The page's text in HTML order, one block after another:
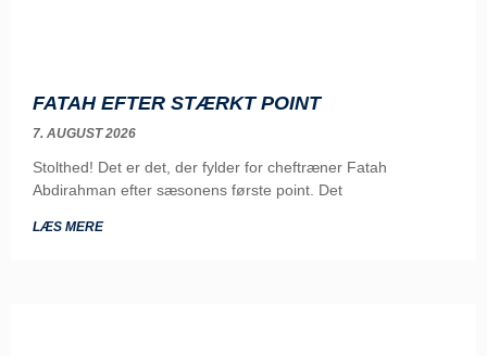
FATAH EFTER STÆRKT POINT
7. AUGUST 2026
Stolthed! Det er det, der fylder for cheftræner Fatah
Abdirahman efter sæsonens første point. Det
LÆS MERE